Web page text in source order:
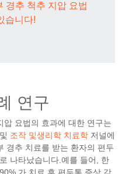
경추 척추 지압 요법
습니다!
연구
압 요법의 효과에 대한 연구는
및 조작 및생리학 치료학 저널에
경추 치료를 받는 환자의 편두
나타났습니다.예를 들어, 한